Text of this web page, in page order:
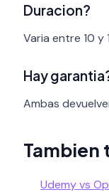
Duracion?
Varia entre 10 y
Hay
Ambas
Tambien
Udemy vs